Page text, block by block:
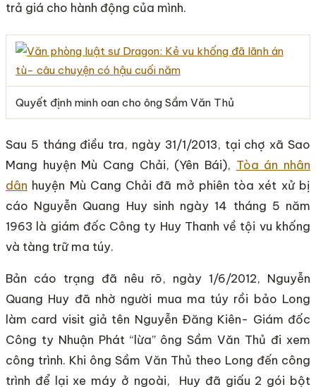
trả giá cho hành động của mình.
Quyết định minh oan cho ông Sầm Văn Thủ
Sau 5 tháng điều tra, ngày 31/1/2013, tại chợ xã Sao
Mang huyện Mù Cang Chải, (Yên Bái), Tòa án nhân
dân huyện Mù Cang Chải đã mở phiên tòa xét xử bị
cáo Nguyễn Quang Huy sinh ngày 14 tháng 5 năm
1963 là giám đốc Công ty Huy Thanh về tội vu khống
và tàng trữ ma túy.
Bản cáo trạng đã nêu rõ, ngày 1/6/2012, Nguyễn
Quang Huy đã nhờ người mua ma túy rồi bảo Long
làm card visit giả tên Nguyễn Đăng Kiên- Giám đốc
Công ty Nhuận Phát “lừa” ông Sầm Văn Thủ đi xem
công trình. Khi ông Sầm Văn Thủ theo Long đến công
trình để lại xe máy ở ngoài, Huy đã giấu 2 gói bột